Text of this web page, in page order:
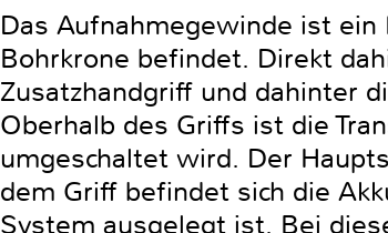
Das Aufnahmegewinde ist ein
Bohrkrone befindet. Direkt
Zusatzhandgriff und dahinter
Oberhalb des Griffs ist die
umgeschaltet wird. Der
dem Griff befindet sich die
System ausgelegt ist. Bei